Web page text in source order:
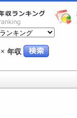
× 年収